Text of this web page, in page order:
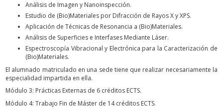
Análisis de Imagen y Nanoinspección.
Estudio de (Bio)Materiales por Difracción de Rayos X y XPS.
Aplicación de Técnicas de Resonancia a (Bio)Materiales.
Análisis de Superficies e Interfases Mediante Láser.
Espectroscopía Vibracional y Electrónica para la Caracterización de
(Bio)Materiales.
El alumnado matriculado en una sede tiene que realizar necesariamente la
especialidad impartida en ella.
Módulo 3: Prácticas Externas de 6 créditos ECTS.
Módulo 4: Trabajo Fin de Máster de 14 créditos ECTS.